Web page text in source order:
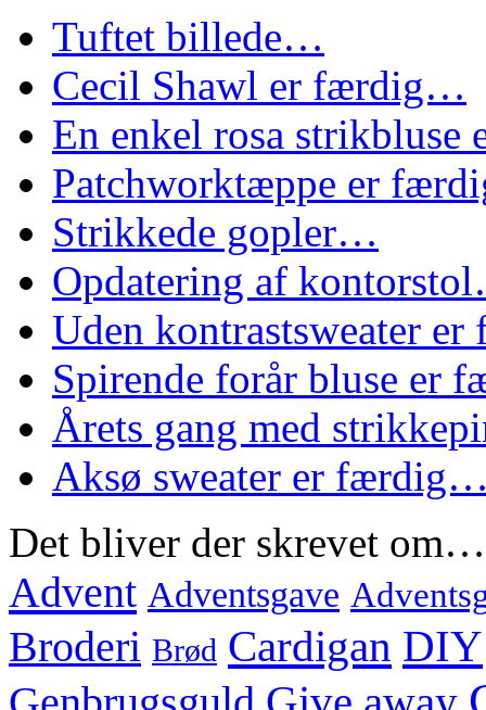
Tuftet billede…
Cecil Shawl er færdig…
En enkel rosa
Patchworktæppe er
Strikkede gopler…
Opdatering af
Uden kontrastsweater
Spirende forår bluse er
Årets gang med
Aksø sweater er
Det bliver der skrevet om…
Advent Adventsgave
Broderi Brød Cardigan DIY